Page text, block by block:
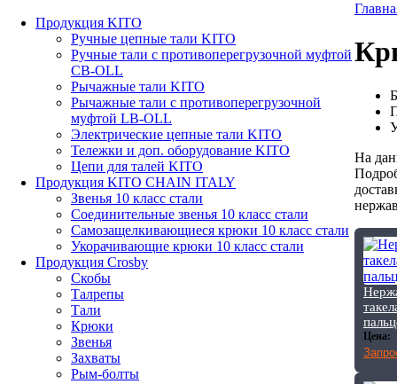
Продукция KITO
Ручные цепные тали KITO
Ручные тали с противоперегрузочной муфтой
СВ-OLL
Рычажные тали KITO
Рычажные тали с противоперегрузочной
муфтой LB-OLL
Электрические цепные тали KITO
Тележки и доп. оборудование KITO
Цепи для талей KITO
Продукция KITO CHAIN ITALY
Звенья 10 класс стали
Соединительные звенья 10 класс стали
Самозащелкивающиеся крюки 10 класс стали
Укорачивающие крюки 10 класс стали
Продукция Crosby
Скобы
Талрепы
Тали
Крюки
Звенья
Захваты
Рым-болты
На
Цена: